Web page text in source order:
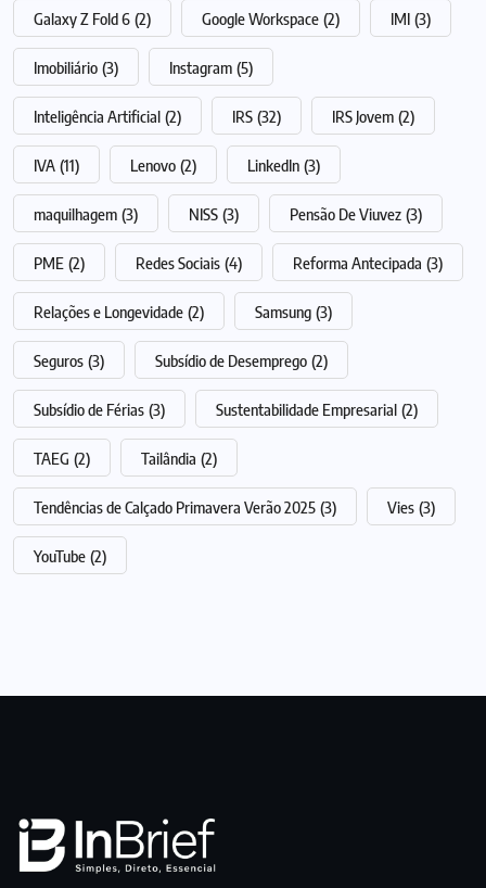
Galaxy Z Fold 6 (2) Google Workspace (2) IMI (3)
Imobiliário (3) Instagram (5)
Inteligência Artificial (2) IRS (32) IRS Jovem (2)
IVA (11) Lenovo (2) LinkedIn (3)
maquilhagem (3) NISS (3) Pensão De Viuvez (3)
PME (2) Redes Sociais (4) Reforma Antecipada (3)
Relações e Longevidade (2) Samsung (3)
Seguros (3) Subsídio de Desemprego (2)
Subsídio de Férias (3) Sustentabilidade Empresarial (2)
TAEG (2) Tailândia (2)
Tendências de Calçado Primavera Verão 2025 (3) Vies (3)
YouTube (2)